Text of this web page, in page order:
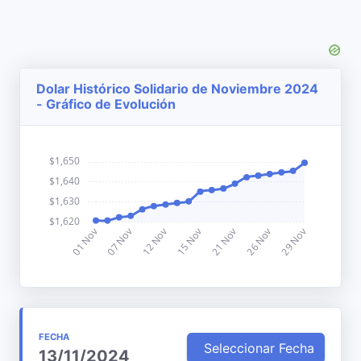
Dolar Histórico Solidario de Noviembre 2024
- Gráfico de Evolución
FECHA
13/11/2024 Seleccionar Fecha